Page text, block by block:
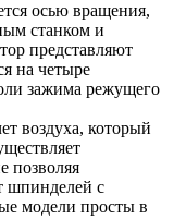
осью вращения,
станком и
представляют
на четыре
зажима режущего
воздуха, который
позволяя
шпинделей с
модели просты в